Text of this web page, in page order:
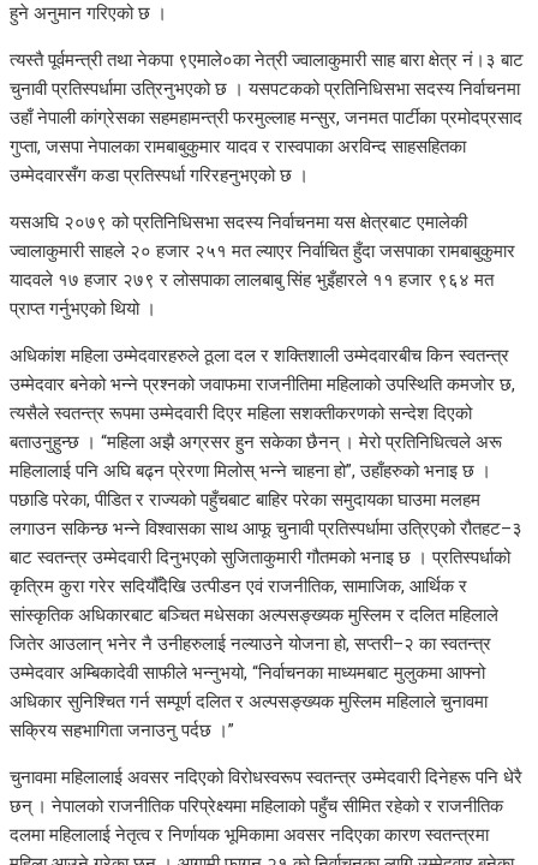
हुने अनुमान गरिएको छ ।
त्यस्तै पूर्वमन्त्री तथा नेकपा ९एमाले०का नेत्री ज्वालाकुमारी साह बारा क्षेत्र नं।३ बाट
चुनावी प्रतिस्पर्धामा उत्रिनुभएको छ । यसपटकको प्रतिनिधिसभा सदस्य निर्वाचनमा
उहाँ नेपाली कांग्रेसका सहमहामन्त्री फरमुल्लाह मन्सुर, जनमत पार्टीका प्रमोदप्रसाद
गुप्ता, जसपा नेपालका रामबाबुकुमार यादव र रास्वपाका अरविन्द साहसहितका
उम्मेदवारसँग कडा प्रतिस्पर्धा गरिरहनुभएको छ ।
यसअघि २०७९ को प्रतिनिधिसभा सदस्य निर्वाचनमा यस क्षेत्रबाट एमालेकी
ज्वालाकुमारी साहले २० हजार २५१ मत ल्याएर निर्वाचित हुँदा जसपाका रामबाबुकुमार
यादवले १७ हजार २७९ र लोसपाका लालबाबु सिंह भुइँहारले ११ हजार ९६४ मत
प्राप्त गर्नुभएको थियो ।
अधिकांश महिला उम्मेदवारहरुले ठूला दल र शक्तिशाली उम्मेदवारबीच किन स्वतन्त्र
उम्मेदवार बनेको भन्ने प्रश्नको जवाफमा राजनीतिमा महिलाको उपस्थिति कमजोर छ,
त्यसैले स्वतन्त्र रूपमा उम्मेदवारी दिएर महिला सशक्तीकरणको सन्देश दिएको
बताउनुहुन्छ । “महिला अझै अग्रसर हुन सकेका छैनन् । मेरो प्रतिनिधित्वले अरू
महिलालाई पनि अघि बढ्न प्रेरणा मिलोस् भन्ने चाहना हो”, उहाँहरुको भनाइ छ ।
पछाडि परेका, पीडित र राज्यको पहुँचबाट बाहिर परेका समुदायका घाउमा मलहम
लगाउन सकिन्छ भन्ने विश्वासका साथ आफू चुनावी प्रतिस्पर्धामा उत्रिएको रौतहट–३
बाट स्वतन्त्र उम्मेदवारी दिनुभएको सुजिताकुमारी गौतमको भनाइ छ । प्रतिस्पर्धाको
कृत्रिम कुरा गरेर सदियौँदेखि उत्पीडन एवं राजनीतिक, सामाजिक, आर्थिक र
सांस्कृतिक अधिकारबाट बञ्चित मधेसका अल्पसङ्ख्यक मुस्लिम र दलित महिलाले
जितेर आउलान् भनेर नै उनीहरुलाई नल्याउने योजना हो, सप्तरी–२ का स्वतन्त्र
उम्मेदवार अम्बिकादेवी साफीले भन्नुभयो, “निर्वाचनका माध्यमबाट मुलुकमा आफ्नो
अधिकार सुनिश्चित गर्न सम्पूर्ण दलित र अल्पसङ्ख्यक मुस्लिम महिलाले चुनावमा
सक्रिय सहभागिता जनाउनु पर्दछ ।”
चुनावमा महिलालाई अवसर नदिएको विरोधस्वरूप स्वतन्त्र उम्मेदवारी दिनेहरू पनि धेरै
छन् । नेपालको राजनीतिक परिप्रेक्ष्यमा महिलाको पहुँच सीमित रहेको र राजनीतिक
दलमा महिलालाई नेतृत्व र निर्णायक भूमिकामा अवसर नदिएका कारण स्वतन्त्रमा